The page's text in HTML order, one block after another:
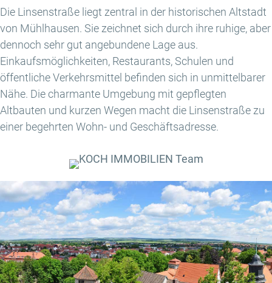
Die Linsenstraße liegt zentral in der historischen Altstadt
von Mühlhausen. Sie zeichnet sich durch ihre ruhige, aber
dennoch sehr gut angebundene Lage aus.
Einkaufsmöglichkeiten, Restaurants, Schulen und
öffentliche Verkehrsmittel befinden sich in unmittelbarer
Nähe. Die charmante Umgebung mit gepflegten
Altbauten und kurzen Wegen macht die Linsenstraße zu
einer begehrten Wohn- und Geschäftsadresse.